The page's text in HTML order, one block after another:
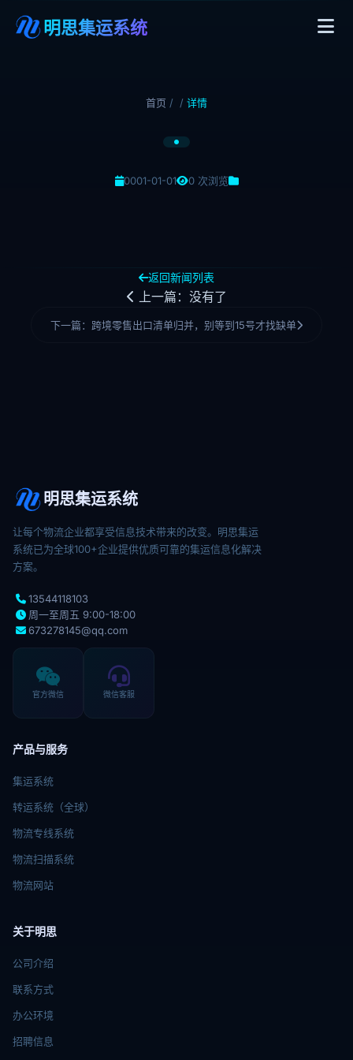
明思集运系统
首页 / / 详情
0001-01-01 0 次浏览
返回新闻列表
上一篇：没有了
下一篇：跨境零售出口清单归并，别等到15号才找缺单
明思集运系统
让每个物流企业都享受信息技术带来的改变。明思集运
系统已为全球100+企业提供优质可靠的集运信息化解决
方案。
13544118103
周一至周五 9:00-18:00
673278145@qq.com
官方微信 微信客服
产品与服务
集运系统
转运系统（全球）
物流专线系统
物流扫描系统
物流网站
关于明思
公司介绍
联系方式
办公环境
招聘信息